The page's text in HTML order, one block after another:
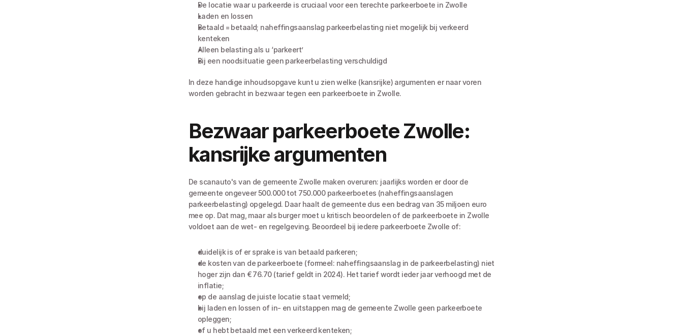
De locatie waar u parkeerde is cruciaal voor een terechte parkeerboete in Zwolle
Laden en lossen
Betaald = betaald; naheffingsaanslag parkeerbelasting niet mogelijk bij verkeerd
kenteken
Alleen belasting als u ‘parkeert’
Bij een noodsituatie geen parkeerbelasting verschuldigd
In deze handige inhoudsopgave kunt u zien welke (kansrijke) argumenten er naar voren
worden gebracht in bezwaar tegen een parkeerboete in Zwolle.
Bezwaar parkeerboete Zwolle:
kansrijke argumenten
De scanauto's van de gemeente Zwolle maken overuren: jaarlijks worden er door de
gemeente ongeveer 500.000 tot 750.000 parkeerboetes (naheffingsaanslagen
parkeerbelasting) opgelegd. Daar haalt de gemeente dus een bedrag van 35 miljoen euro
mee op. Dat mag, maar als burger moet u kritisch beoordelen of de parkeerboete in Zwolle
voldoet aan de wet- en regelgeving. Beoordeel bij iedere parkeerboete Zwolle of:
duidelijk is of er sprake is van betaald parkeren;
de kosten van de parkeerboete (formeel: naheffingsaanslag in de parkeerbelasting) niet
hoger zijn dan € 76.70 (tarief geldt in 2024). Het tarief wordt ieder jaar verhoogd met de
inflatie;
op de aanslag de juiste locatie staat vermeld;
bij laden en lossen of in- en uitstappen mag de gemeente Zwolle geen parkeerboete
opleggen;
of u hebt betaald met een verkeerd kenteken;